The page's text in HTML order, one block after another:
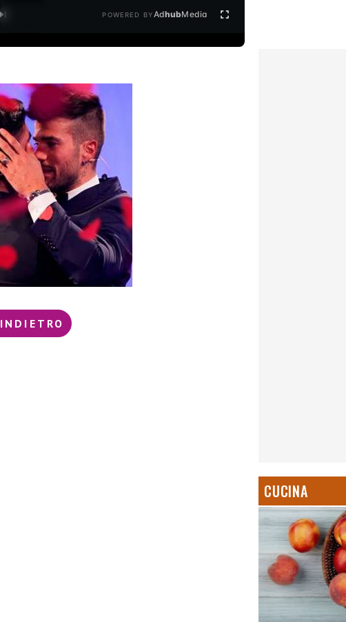
POWERED BYAdhubMedia
INDIETRO
CUCINA